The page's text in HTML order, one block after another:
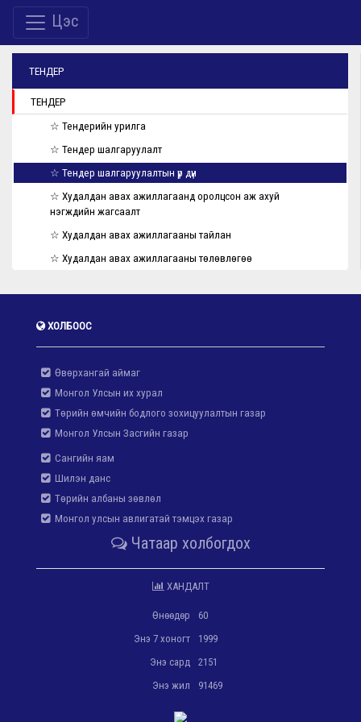
Цэс
ТЕНДЕР
ТЕНДЕР
☆ Тендерийн урилга
☆ Тендер шалгаруулалт
☆ Тендер шалгаруулалтын үр дүн
☆ Худалдан авах ажиллагаанд оролцсон аж ахуй
нэгжүүдийн жагсаалт
☆ Худалдан авах ажиллагааны тайлан
☆ Худалдан авах ажиллагааны төлөвлөгөө
ХОЛБООС
Өвөрхангай аймаг
Монгол Улсын их хурал
Төрийн өмчийн бодлого зохицуулалтын газар
Монгол Улсын Засгийн газар
Сангийн яам
Шилэн данс
Төрийн албаны зөвлөл
Монгол улсын авлигатай тэмцэх газар
Чатаар холбогдох
ХАНДАЛТ
Өнөөдөр
60
Энэ 7 хоногт
1999
Энэ сард
2151
Энэ жил
91469